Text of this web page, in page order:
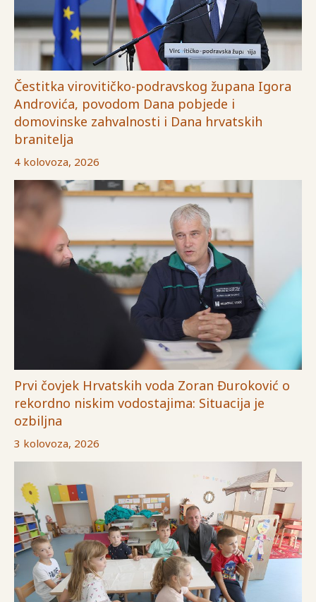
Čestitka virovitičko-podravskog župana Igora
Androvića, povodom Dana pobjede i
domovinske zahvalnosti i Dana hrvatskih
branitelja
4 kolovoza, 2026
Prvi čovjek Hrvatskih voda Zoran Đuroković o
rekordno niskim vodostajima: Situacija je
ozbiljna
3 kolovoza, 2026